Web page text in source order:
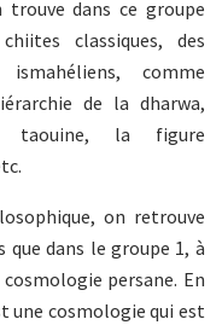
dans ce groupe
classiques, des
comme
de la dharwa,
taouine, la figure
on retrouve
dans le groupe 1, à
persane. En
une cosmologie qui est